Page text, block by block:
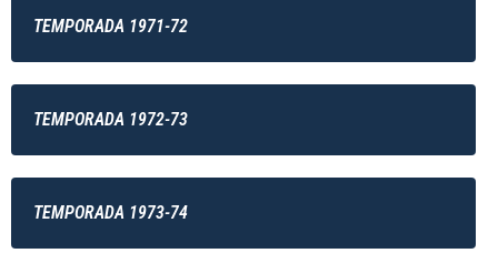
TEMPORADA 1971-72
TEMPORADA 1972-73
TEMPORADA 1973-74